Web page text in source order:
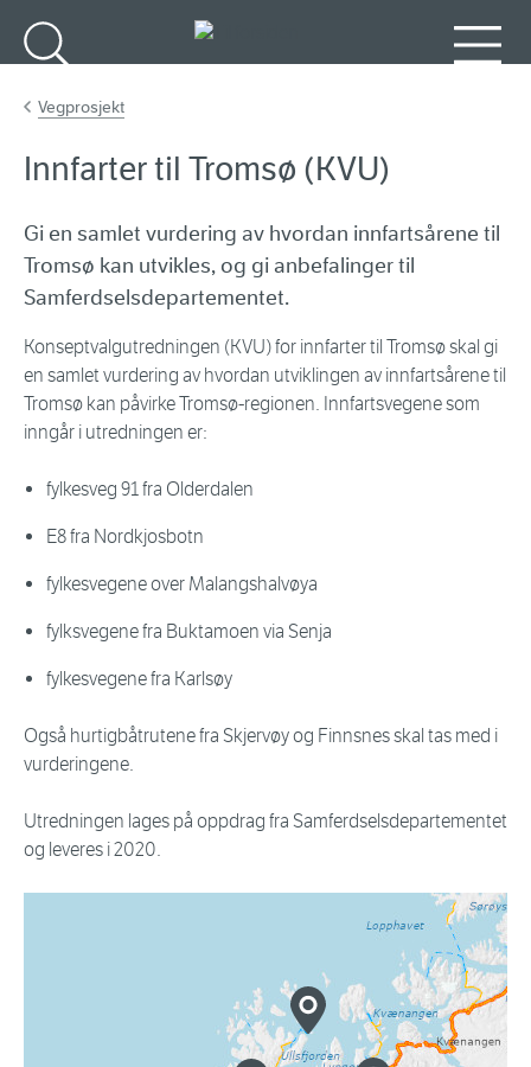
Vegprosjekt
Innfarter til Tromsø (KVU)
Gi en samlet vurdering av hvordan innfartsårene til
Tromsø kan utvikles, og gi anbefalinger til
Samferdselsdepartementet.
Konseptvalgutredningen (KVU) for innfarter til Tromsø skal gi
en samlet vurdering av hvordan utviklingen av innfartsårene til
Tromsø kan påvirke Tromsø-regionen. Innfartsvegene som
inngår i utredningen er:
fylkesveg 91 fra Olderdalen
E8 fra Nordkjosbotn
fylkesvegene over Malangshalvøya
fylksvegene fra Buktamoen via Senja
fylkesvegene fra Karlsøy
Også hurtigbåtrutene fra Skjervøy og Finnsnes skal tas med i
vurderingene.
Utredningen lages på oppdrag fra Samferdselsdepartementet
og leveres i 2020.